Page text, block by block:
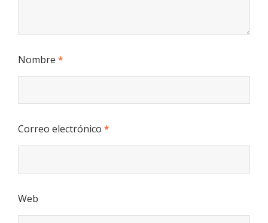
Nombre *
Correo electrónico *
Web